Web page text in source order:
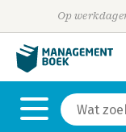
Op